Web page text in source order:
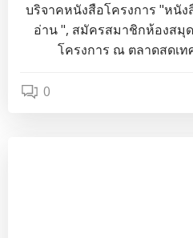
บริจาคหนังสือโครงการ "หนั
อ่าน ", สมัครสมาชิกห้องสมุ
โครงการ ณ ตลาดสดเท
0